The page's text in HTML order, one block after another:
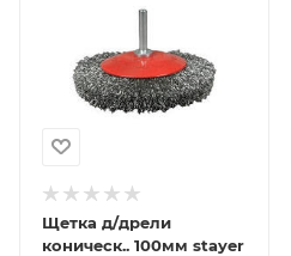
Щетка д/дрели
коническ.. 100мм stayer